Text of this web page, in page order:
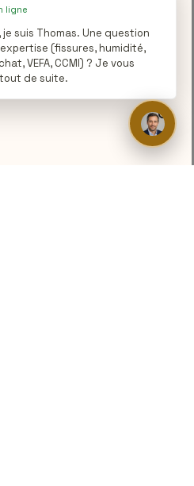
ligne
je suis Thomas. Une question
(fissures, humidité,
VEFA, CCMI) ? Je vous
de suite.